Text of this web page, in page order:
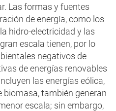
Las formas y fuentes
de energía, como los
hidro-electricidad y las
escala tienen, por lo
negativos de
de energías renovables
las energías eólica,
biomasa, también generan
escala; sin embargo,